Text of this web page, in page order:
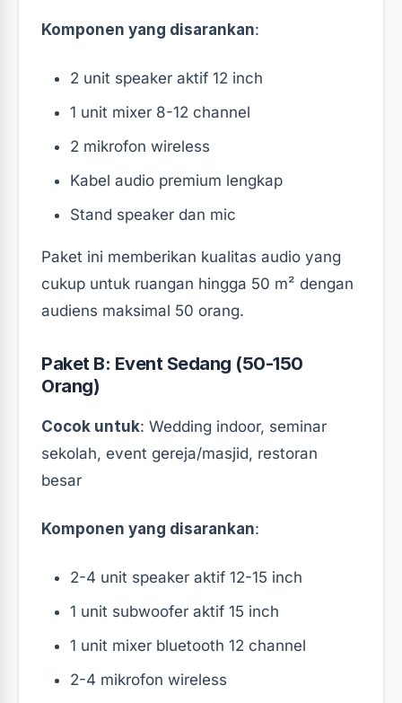
Komponen yang disarankan:
2 unit speaker aktif 12 inch
1 unit mixer 8-12 channel
2 mikrofon wireless
Kabel audio premium lengkap
Stand speaker dan mic
Paket ini memberikan kualitas audio yang
cukup untuk ruangan hingga 50 m² dengan
audiens maksimal 50 orang.
Paket B: Event Sedang (50-150
Orang)
Cocok untuk: Wedding indoor, seminar
sekolah, event gereja/masjid, restoran
besar
Komponen yang disarankan:
2-4 unit speaker aktif 12-15 inch
1 unit subwoofer aktif 15 inch
1 unit mixer bluetooth 12 channel
2-4 mikrofon wireless